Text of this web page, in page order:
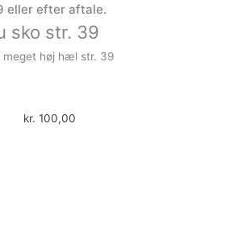
eller efter aftale.
sko str. 39
meget høj hæl str. 39
kr. 100,00